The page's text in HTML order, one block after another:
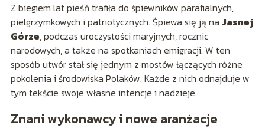
Z biegiem lat pieśń trafiła do śpiewników parafialnych,
pielgrzymkowych i patriotycznych. Śpiewa się ją na Jasnej
Górze, podczas uroczystości maryjnych, rocznic
narodowych, a także na spotkaniach emigracji. W ten
sposób utwór stał się jednym z mostów łączących różne
pokolenia i środowiska Polaków. Każde z nich odnajduje w
tym tekście swoje własne intencje i nadzieje.
Znani wykonawcy i nowe aranżacje